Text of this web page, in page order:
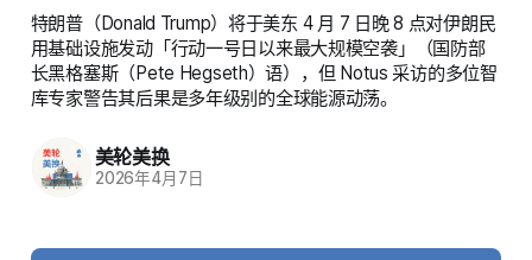
特朗普（Donald Trump）将于美东 4 月 7 日晚 8 点对伊朗民
用基础设施发动「行动一号日以来最大规模空袭」（国防部
长黑格塞斯（Pete Hegseth）语），但 Notus 采访的多位智
库专家警告其后果是多年级别的全球能源动荡。
美轮美换
2026年4月7日